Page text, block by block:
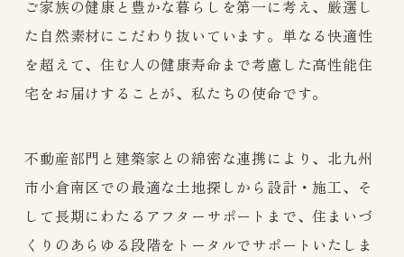
ご家族の健康と豊かな暮らしを第一に考え、厳選し
た自然素材にこだわり抜いています。単なる快適性
を超えて、住む人の健康寿命まで考慮した高性能住
宅をお届けすることが、私たちの使命です。
不動産部門と建築家との綿密な連携により、北九州
市小倉南区での最適な土地探しから設計・施工、そ
して長期にわたるアフターサポートまで、住まいづ
くりのあらゆる段階をトータルでサポートいたしま